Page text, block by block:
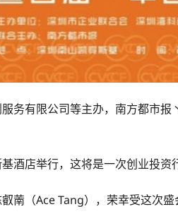
务有限公司等主办，南方都市
酒店举行，这将是一次创业投
萳（Ace Tang），荣幸受这次盛